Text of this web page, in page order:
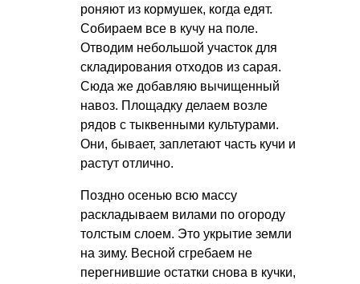
роняют из кормушек, когда едят.
Собираем все в кучу на поле.
Отводим небольшой участок для
складирования отходов из сарая.
Сюда же добавляю вычищенный
навоз. Площадку делаем возле
рядов с тыквенными культурами.
Они, бывает, заплетают часть кучи и
растут отлично.
Поздно осенью всю массу
раскладываем вилами по огороду
толстым слоем. Это укрытие земли
на зиму. Весной сгребаем не
перегнившие остатки снова в кучки,